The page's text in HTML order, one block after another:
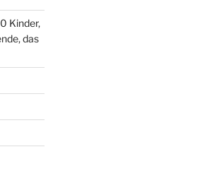
Kinder,
das